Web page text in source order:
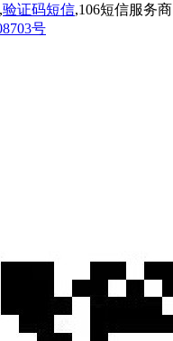
,验证码短信,106短信服务商
号